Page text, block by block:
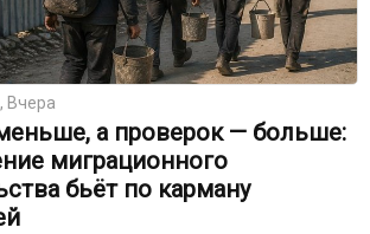
Вчера
а проверок — больше:
миграционного
бьёт по карману